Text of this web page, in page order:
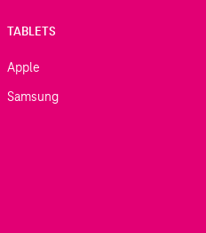
TABLETS
Apple
Samsung